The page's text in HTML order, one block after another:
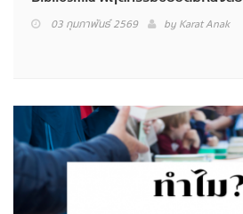
03 กุมภาพันธ์ 2569 by Karat Anak